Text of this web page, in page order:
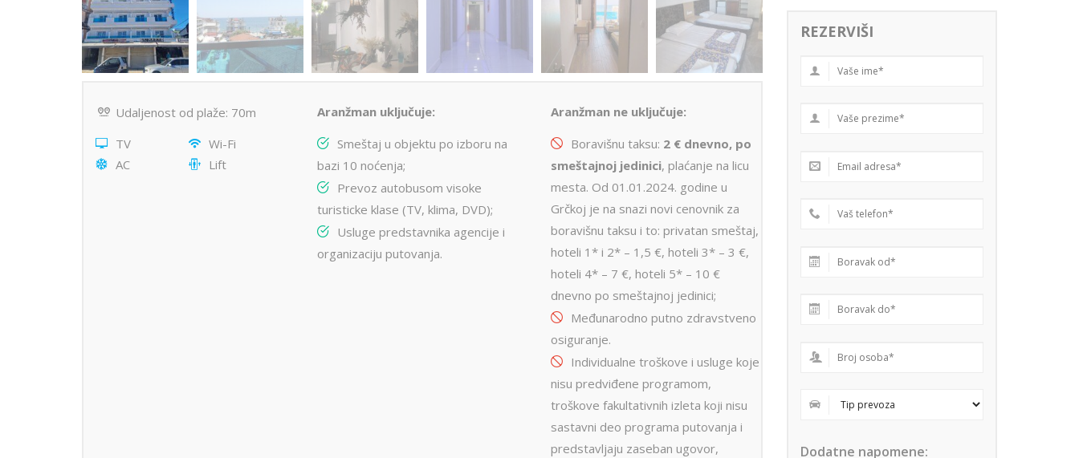
Udaljenost od plaže: 70m
TV
Wi-Fi
AC
Lift
Aranžman uključuje:
Smeštaj u objektu po izboru na
bazi 10 noćenja;
Prevoz autobusom visoke
turisticke klase (TV, klima, DVD);
Usluge predstavnika agencije i
organizaciju putovanja.
Aranžman ne uključuje:
Boravišnu taksu: 2 € dnevno, po
smeštajnoj jedinici, plaćanje na licu
mesta. Od 01.01.2024. godine u
Grčkoj je na snazi novi cenovnik za
boravišnu taksu i to: privatan smeštaj,
hoteli 1* i 2* – 1,5 €, hoteli 3* – 3 €,
hoteli 4* – 7 €, hoteli 5* – 10 €
dnevno po smeštajnoj jedinici;
Međunarodno putno zdravstveno
osiguranje.
Individualne troškove i usluge koje
nisu predviđene programom,
troškove fakultativnih izleta koji nisu
sastavni deo programa putovanja i
predstavljaju zaseban ugovor,
REZERVIŠI
Dodatne napomene: